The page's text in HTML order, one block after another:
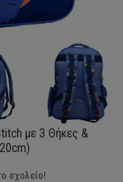
με 3 Θήκες &
σχολείο!